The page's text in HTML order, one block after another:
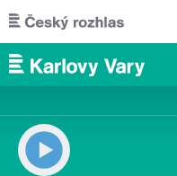
Přejít k hlavnímu obsahu